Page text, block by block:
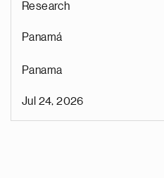
Research
Panamá
Panama
Jul 24, 2026